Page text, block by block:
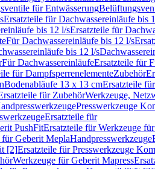
für Entwässerung
Ersatzteile für Dachwassereinläufe bis
bis 12 l/sErsatzteile für
Für Dachwassereinläufe bis 12 l/s
bis 12 l/s
Für DachwassereinläufeErsatzteile für
für DampfsperrenelementeZubehör
Bodenabläufe 13 x 13 cmErsatzteile
für ZubehörWerkzeuge,
Presswerkzeuge
Ersatzteile für
PushFitErsatzteile für Werkzeuge
Geberit MeplaHandpresswerkzeuge
[2]Ersatzteile für Presswerkzeuge
Werkzeuge für Geberit Mapress